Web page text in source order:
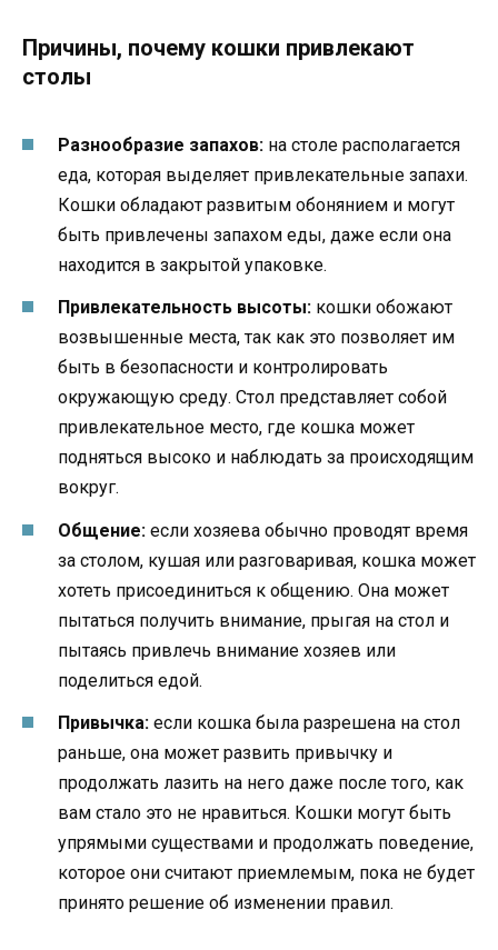
Причины, почему кошки привлекают
столы
Разнообразие запахов: на столе располагается
еда, которая выделяет привлекательные запахи.
Кошки обладают развитым обонянием и могут
быть привлечены запахом еды, даже если она
находится в закрытой упаковке.
Привлекательность высоты: кошки обожают
возвышенные места, так как это позволяет им
быть в безопасности и контролировать
окружающую среду. Стол представляет собой
привлекательное место, где кошка может
подняться высоко и наблюдать за происходящим
вокруг.
Общение: если хозяева обычно проводят время
за столом, кушая или разговаривая, кошка может
хотеть присоединиться к общению. Она может
пытаться получить внимание, прыгая на стол и
пытаясь привлечь внимание хозяев или
поделиться едой.
Привычка: если кошка была разрешена на стол
раньше, она может развить привычку и
продолжать лазить на него даже после того, как
вам стало это не нравиться. Кошки могут быть
упрямыми существами и продолжать поведение,
которое они считают приемлемым, пока не будет
принято решение об изменении правил.